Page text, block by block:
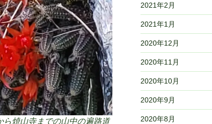
焼山寺までの山中の遍路道
2021年2月
2021年1月
2020年12月
2020年11月
2020年10月
2020年9月
2020年8月